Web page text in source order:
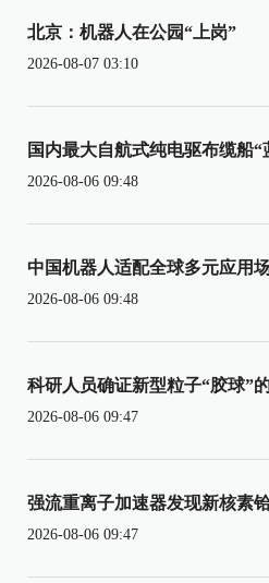
北京：机器人在公园“上岗”
2026-08-07 03:10
国内最大自航式纯电驱布缆船“
2026-08-06 09:48
中国机器人适配全球多元应用
2026-08-06 09:48
科研人员确证新型粒子“胶球”
2026-08-06 09:47
强流重离子加速器发现新核素
2026-08-06 09:47